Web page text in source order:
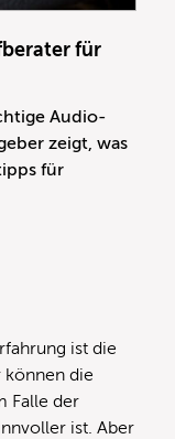
für
Audio-
zeigt, was
für
ist die
die
Falle der
ist. Aber